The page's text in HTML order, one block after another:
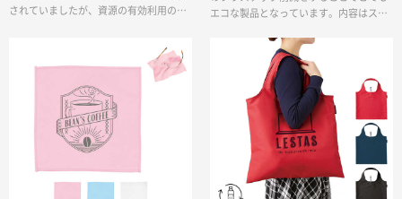
されていましたが、資源の有効利用の観
たカレンダーが『ラバーウッド万年カレ
ンダー』です。ラバーウッドは、木目の
印象がやわらかくて優しい雰囲気なの
で、日常に馴染みやすくノベルティや販
促品、卒業記念品や創立記念品などの記
念品にオススメ。本体色は2色展開です。
カレンダーの台紙を変更すれば印象も変
わるので、飽きずに長く使用いただけま
エコな製品となっています。内容はスプ
色は、くすみカラーが可愛らしい4色の中
からお選びいただけます。